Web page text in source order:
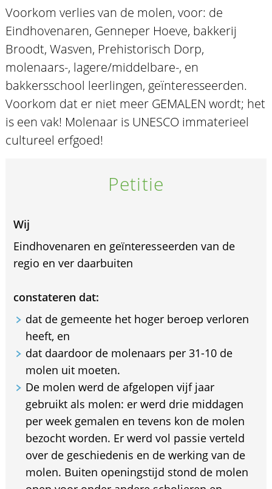
Voorkom verlies van de molen, voor: de
Eindhovenaren, Genneper Hoeve, bakkerij
Broodt, Wasven, Prehistorisch Dorp,
molenaars-, lagere/middelbare-, en
bakkersschool leerlingen, geïnteresseerden.
Voorkom dat er niet meer GEMALEN wordt; het
is een vak! Molenaar is UNESCO immaterieel
cultureel erfgoed!
Petitie
Wij
Eindhovenaren en geïnteresseerden van de
regio en ver daarbuiten
constateren dat:
dat de gemeente het hoger beroep verloren
heeft, en
dat daardoor de molenaars per 31-10 de
molen uit moeten.
De molen werd de afgelopen vijf jaar
gebruikt als molen: er werd drie middagen
per week gemalen en tevens kon de molen
bezocht worden. Er werd vol passie verteld
over de geschiedenis en de werking van de
molen. Buiten openingstijd stond de molen